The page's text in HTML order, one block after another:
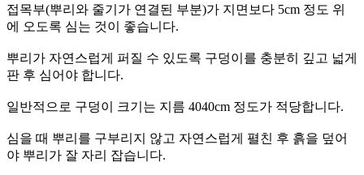
접목부(뿌리와 줄기가 연결된 부분)가 지면보다 5cm 정도 위
에 오도록 심는 것이 좋습니다.
뿌리가 자연스럽게 퍼질 수 있도록 구덩이를 충분히 깊고 넓게
판 후 심어야 합니다.
일반적으로 구덩이 크기는 지름 4040cm 정도가 적당합니다.
심을 때 뿌리를 구부리지 않고 자연스럽게 펼친 후 흙을 덮어
야 뿌리가 잘 자리 잡습니다.